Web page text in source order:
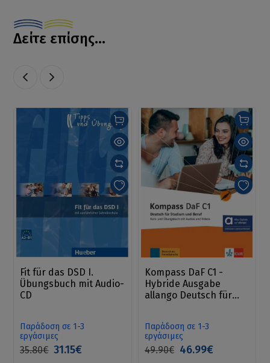
Δείτε επίσης...
Fit für das DSD I.
Übungsbuch mit Audio-
CD
Παράδοση σε 1-3
εργάσιμες
35.80€ 31.15€
Kompass DaF C1 -
Hybride Ausgabe
allango Deutsch für
Παράδοση σε 1-3
εργάσιμες
49.90€ 46.99€